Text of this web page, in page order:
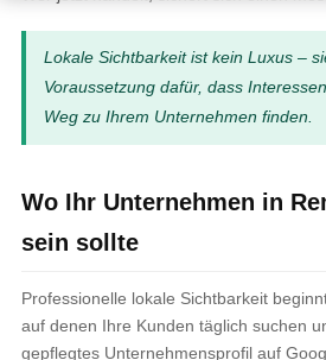
Lokale Sichtbarkeit ist kein Luxus –
Voraussetzung dafür, dass
Weg zu Ihrem Unternehmen finden.
Wo Ihr Unternehmen in
sein sollte
Professionelle lokale Sichtbarkeit
auf denen Ihre Kunden täglich suchen
gepflegtes Unternehmensprofil auf